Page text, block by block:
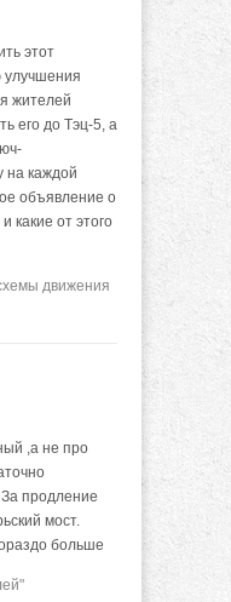
этот
жителей
его до Тэц-5, а
на каждой
объявление о
какие от этого
движения
,а не про
продление
мост.
больше